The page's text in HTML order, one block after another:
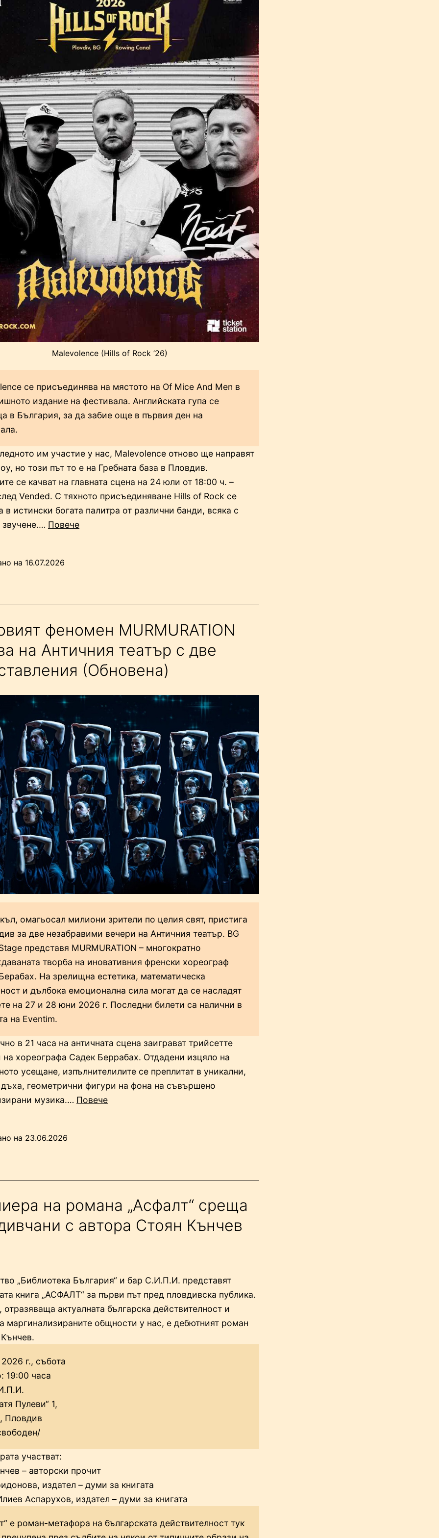
Malevolence (Hills of Rock ’26)
се присъединява на мястото на Of Mice And Men в
издание на фестивала. Английската гупа се
в България, за да забие още в първия ден на
им участие у нас, Malevolence отново ще направят
но този път то е на Гребната база в Пловдив.
се качват на главната сцена на 24 юли от 18:00 ч. –
Vended. С тяхното присъединяване Hills of Rock се
истински богата палитра от различни банди, всяка с
звучене.… Повече“Английската
2026”
на 16.07.2026
феномен MURMURATION
на Античния театър с две
(Обновена)
омагьосал милиони зрители по целия свят, пристига
за две незабравими вечери на Античния театър. BG
представя MURMURATION – многократно
творба на иновативния френски хореограф
На зрелищна естетика, математическа
и дълбока емоционална сила могат да се насладят
на 27 и 28 юни 2026 г. Последни билети са налични в
на Eventim.
в 21 часа на античната сцена заиграват трийсетте
на хореографа Садек Беррабах. Отдадени изцяло на
усещане, изпълнителилите се преплитат в уникални,
геометрични фигури на фона на съвършено
музика.… Повече“Танцовият
две
представления
на 23.06.2026
на романа „Асфалт“ среща
с автора Стоян Кънчев
„Библиотека България“ и бар С.И.П.И. представят
книга „АСФАЛТ“ за първи път пред пловдивска публика.
отразяваща актуалната българска действителност и
маргинализираните общности у нас, е дебютният роман
г., събота
19:00 часа
Пулеви“ 1,
Пловдив
участват:
– авторски прочит
издател – думи за книгата
Аспарухов, издател – думи за книгата
е роман-метафора на българската действителност тук